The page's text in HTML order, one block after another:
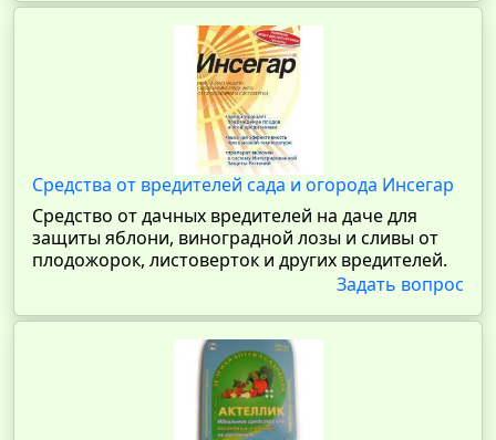
Средства от вредителей сада и огорода Инсегар
Средство от дачных вредителей на даче для
защиты яблони, виноградной лозы и сливы от
плодожорок, листоверток и других вредителей.
Задать вопрос